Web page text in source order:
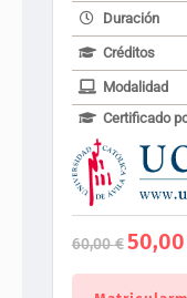
Duración
Créditos
Modalidad
Certificado
60,00€
El
precio
50,00